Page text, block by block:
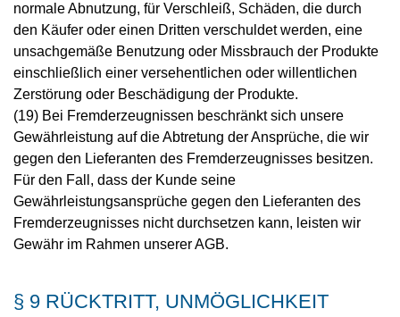
normale Abnutzung, für Verschleiß, Schäden, die durch
den Käufer oder einen Dritten verschuldet werden, eine
unsachgemäße Benutzung oder Missbrauch der Produkte
einschließlich einer versehentlichen oder willentlichen
Zerstörung oder Beschädigung der Produkte.
(19) Bei Fremderzeugnissen beschränkt sich unsere
Gewährleistung auf die Abtretung der Ansprüche, die wir
gegen den Lieferanten des Fremderzeugnisses besitzen.
Für den Fall, dass der Kunde seine
Gewährleistungsansprüche gegen den Lieferanten des
Fremderzeugnisses nicht durchsetzen kann, leisten wir
Gewähr im Rahmen unserer AGB.
§ 9 RÜCKTRITT, UNMÖGLICHKEIT